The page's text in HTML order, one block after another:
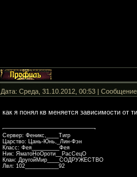
Дата: Среда, 31.10.2012, 00:53 |
как я понял кв меняется зависимости от
Сервер: Феникс,____Тигр
Царство: Цань-Юнь,_Лин-Фэн
Класс: Фея_________Фея
Ник: ЯматоНоОроти__РасСецО
Клан: ДругойМир____СОДРУЖЕСТВО
Лвл: 102___________92